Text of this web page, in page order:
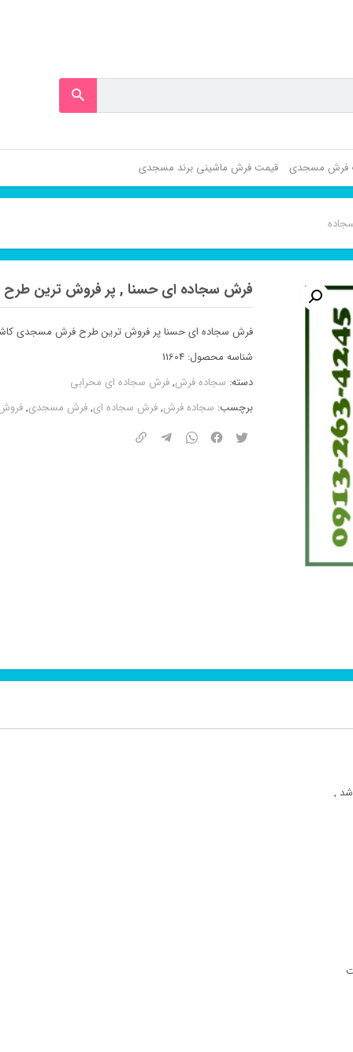
فرش مسجدی قیمت فرش ماشینی برند مسجدی
فرش سجاده ای حسنا , پر فروش ترین
فرش سجاده ای حسنا پر فروش ترین طرح فرش مسجدی
شناسه محصول:11604
دسته: سجاده فرش,فرش سجاده ای محرابی
برچسب: سجاده فرش,فرش سجاده ای,فرش مسجدی,
,